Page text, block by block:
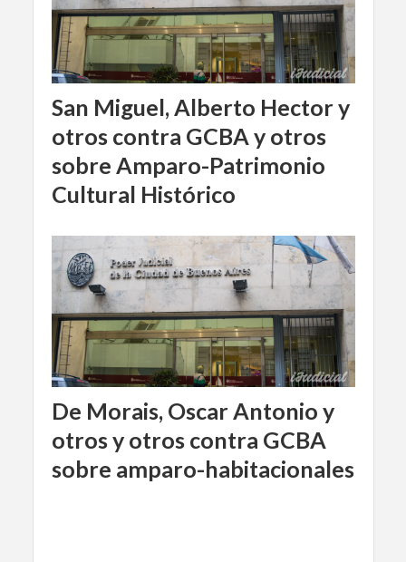
San Miguel, Alberto Hector y
otros contra GCBA y otros
sobre Amparo-Patrimonio
Cultural Histórico
De Morais, Oscar Antonio y
otros y otros contra GCBA
sobre amparo-habitacionales